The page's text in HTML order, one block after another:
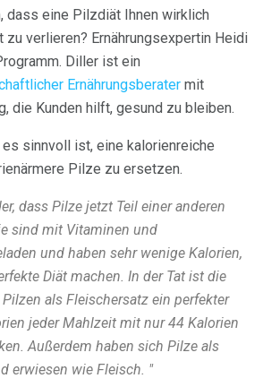
dass eine Pilzdiät Ihnen wirklich
zu verlieren? Ernährungsexpertin Heidi
Diller ist ein
Ernährungsberater mit
die Kunden hilft, gesund zu bleiben.
es sinnvoll ist, eine kalorienreiche
Pilze zu ersetzen.
dass Pilze jetzt Teil einer anderen
sind mit Vitaminen und
und haben sehr wenige Kalorien,
Diät machen. In der Tat ist die
als Fleischersatz ein perfekter
jeder Mahlzeit mit nur 44 Kalorien
Außerdem haben sich Pilze als
erwiesen wie Fleisch. "